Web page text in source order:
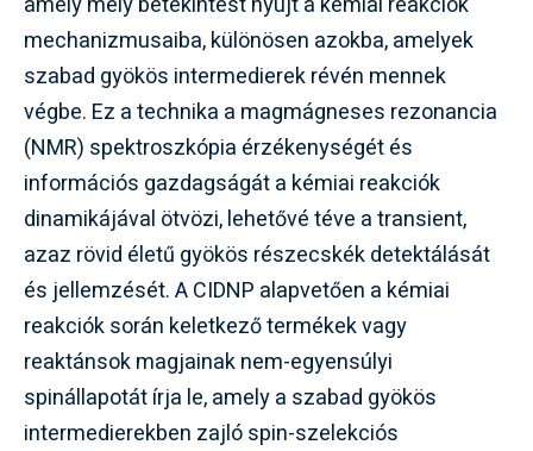
mechanizmusaiba, különösen azokba, amelyek
szabad gyökös intermedierek révén mennek
végbe. Ez a technika a magmágneses rezonancia
(NMR) spektroszkópia érzékenységét és
információs gazdagságát a kémiai reakciók
dinamikájával ötvözi, lehetővé téve a transient,
azaz rövid életű gyökös részecskék detektálását
és jellemzését. A CIDNP alapvetően a kémiai
reakciók során keletkező termékek vagy
reaktánsok magjainak nem-egyensúlyi
spinállapotát írja le, amely a szabad gyökös
intermedierekben zajló spin-szelekciós